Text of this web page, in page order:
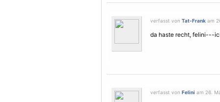
verfasst von Tat-Frank am
da haste recht, felini---
verfasst von Felini am 26.